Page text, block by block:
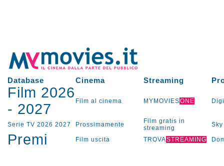
Database Cinema Streaming
Film 2026
- 2027 Film al cinema MYMOVIESONE
Serie TV 2026 2027 Prossimamente
Film gratis in
streaming
Sky
Premi Film uscita TROVASTREAMING